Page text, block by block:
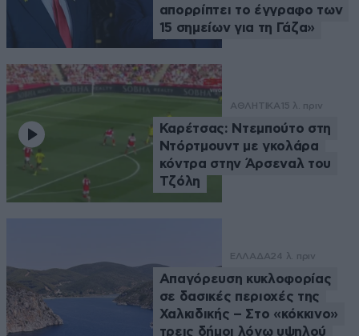
απορρίπτει το έγγραφο των
15 σημείων για τη Γάζα»
ΑΘΛΗΤΙΚΑ 15 λ. πριν
Καρέτσας: Ντεμπούτο στη
Ντόρτμουντ με γκολάρα
κόντρα στην Άρσεναλ του
Τζόλη
ΕΛΛΑΔΑ24 λ. πριν
Απαγόρευση κυκλοφορίας
σε δασικές περιοχές της
Χαλκιδικής – Στο «κόκκινο»
τρεις δήμοι λόγω υψηλού